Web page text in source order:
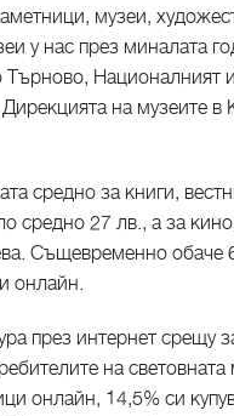
музеи,
у нас през миналата
Националният
на музеите
средно за книги,
средно 27 лв., а за
Същевременно обаче
онлайн.
през интернет срещу
на
онлайн, 14,5% си